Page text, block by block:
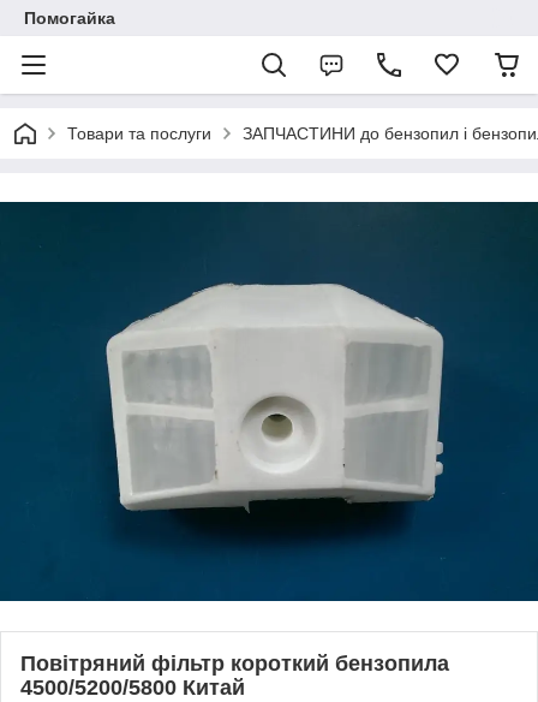
Помогайка
Товари та послуги ЗАПЧАСТИНИ до бензопил і
Повітряний фільтр короткий бензопила
4500/5200/5800 Китай